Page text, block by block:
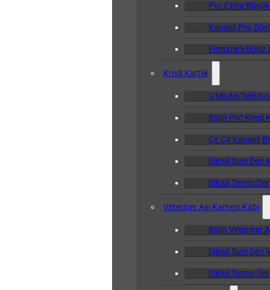
Pvc Extra
Kapaklı Pvc
Fermuarlı Döviz
Kredi Kartlık
U Model Tekli
Biala Pvc Kredi
Çıt Çıt Kapaklı
Dikişli Suni Deri
Dikişli Termo
Veteriner Aşı Karnesi Kabı
Biala Veteriner
Dikişli Suni Deri
Dikişli Termo